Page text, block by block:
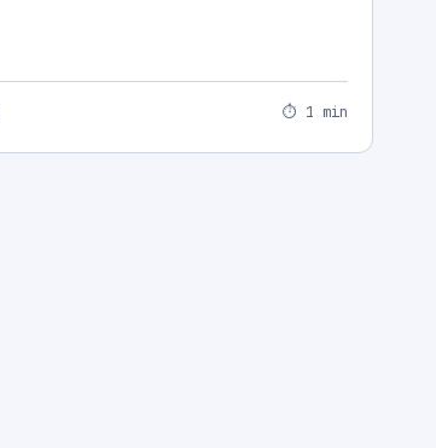
⏱ 1 min